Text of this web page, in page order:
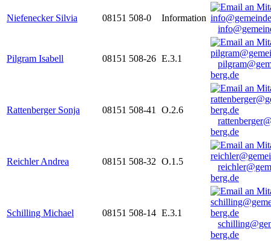
Niefenecker Silvia 08151 508-0
Information
Pilgram Isabell 08151 508-26 E.3.1
berg.de
Rattenberger Sonja 08151 508-41
O.2.6
berg.de
Reichler Andrea 08151 508-32 O.1.5
berg.de
Schilling Michael 08151 508-14 E.3.1
berg.de